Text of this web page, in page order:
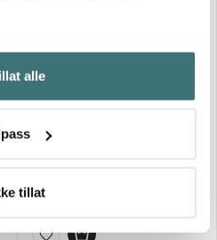
gjerne:
den geografiske
kan være nøyaktig innenfor
ved å aktivt skanne den for
om hvordan dine personlige
eller trekke tilbake ditt
alle
tillat
Taika krus 40 cl blå